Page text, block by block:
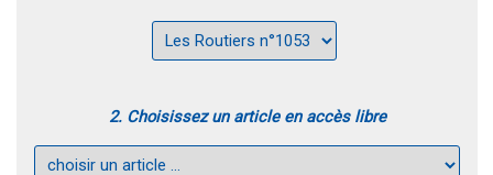
2. Choisissez un article en accès libre